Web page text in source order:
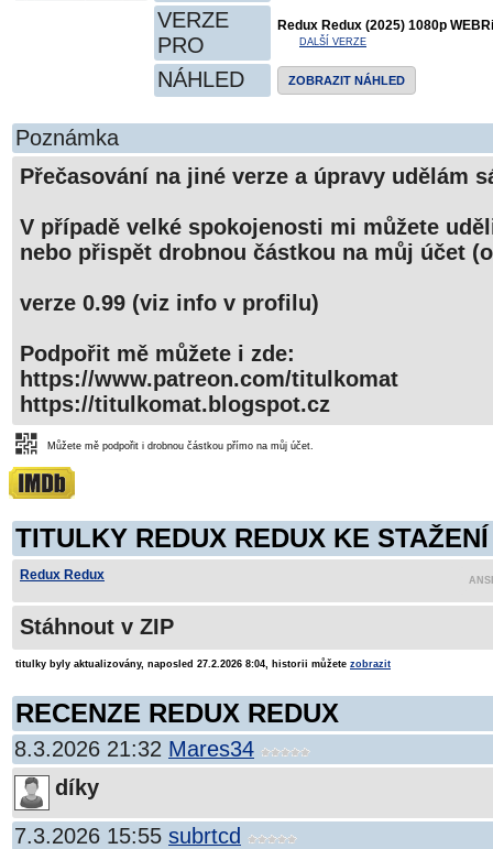
VERZE
PRO
Redux Redux (2025) 1080p
DALŠÍ VERZE
NÁHLED ZOBRAZIT NÁHLED
Poznámka
Přečasování na jiné verze a úpravy udělám
V případě velké spokojenosti mi můžete
nebo přispět drobnou částkou na můj účet
verze 0.99 (viz info v profilu)
Podpořit mě můžete i zde:
https://www.patreon.com/titulkomat
https://titulkomat.blogspot.cz
Můžete mě podpořit i drobnou částkou přímo na můj účet.
TITULKY REDUX REDUX KE STAŽENÍ
Redux Redux
Stáhnout v ZIP
titulky byly aktualizovány, naposled 27.2.2026 8:04, historii můžete zobrazit
RECENZE REDUX REDUX
8.3.2026 21:32 Mares34
díky
7.3.2026 15:55 subrtcd